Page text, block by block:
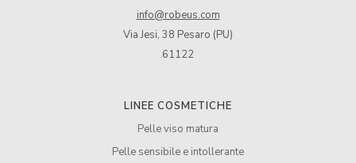
info@robeus.com
Via Jesi, 38 Pesaro (PU)
61122
LINEE COSMETICHE
Pelle viso matura
Pelle sensibile e intollerante